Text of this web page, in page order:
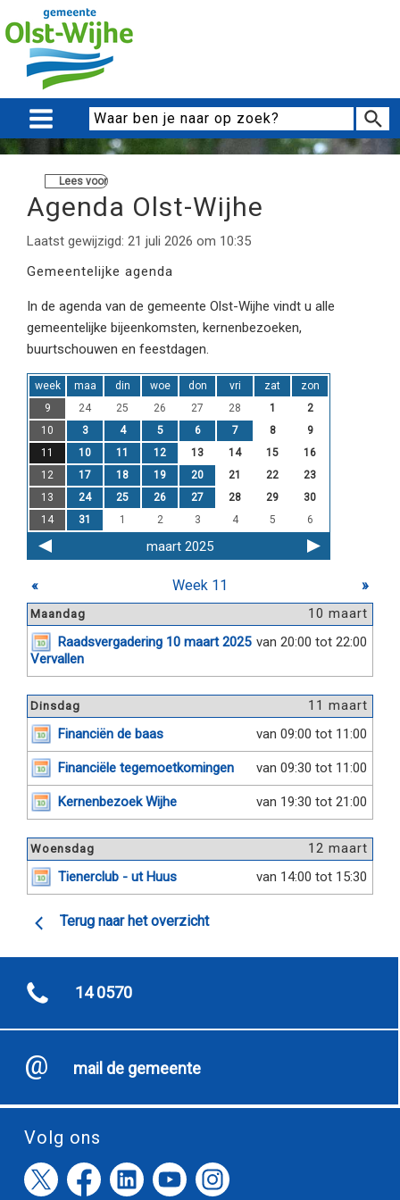
Lees voor
Agenda Olst-Wijhe
Laatst gewijzigd: 21 juli 2026 om 10:35
Gemeentelijke agenda
In de agenda van de gemeente Olst-Wijhe vindt u alle
gemeentelijke bijeenkomsten, kernenbezoeken,
buurtschouwen en feestdagen.
week maa din woe don vri zat
zon
9
24 25 26 27 28 1
2
10
3 4 5 6 7 8
9
11
10 11 12 13 14 15
16
12
17 18 19 20 21 22
23
13
24 25 26 27 28 29
30
14
31 1 2 3 4 5 6
maart 2025
« Week 11 »
10 maart
Maandag
van 20:00 tot 22:00
Raadsvergadering 10 maart 2025
Vervallen
11 maart
Dinsdag
van 09:00 tot 11:00
Financiën de baas
van 09:30 tot 11:00
Financiële tegemoetkomingen
van 19:30 tot 21:00
Kernenbezoek Wijhe
12 maart
Woensdag
van 14:00 tot 15:30
Tienerclub - ut Huus
Terug naar het overzicht
14 0570
mail de gemeente
Volg ons